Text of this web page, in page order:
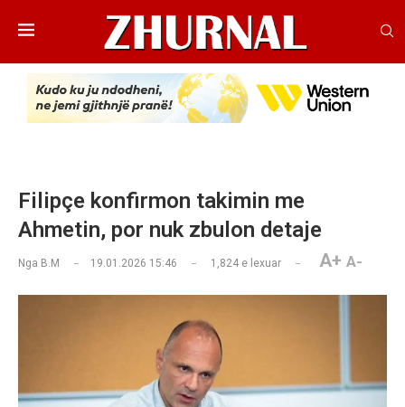
Filipçe konfirmon takimin me
Ahmetin, por nuk zbulon detaje
Nga B.M 19.01.2026 15:46 1,824 e lexuar A+ A-